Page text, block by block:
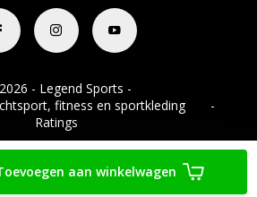
aan winkelwagen
- Legend Sports -
fitness en sportkleding
-
Ratings